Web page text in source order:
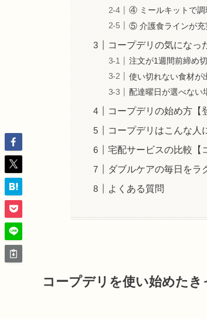
④ ミールキットで調
⑤ 介護食ラインが充
コープデリの気になっ
注文が1週間前締め
使い切れない食材が
配達曜日が選べない
コープデリの始め方【
コープデリはこんな人
宅配サービスの比較【
ダブルケアの毎日をラ
よくある質問
コープデリを使い始めたき